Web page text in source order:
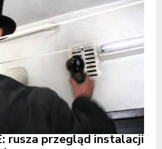
rusza przegląd instalacji